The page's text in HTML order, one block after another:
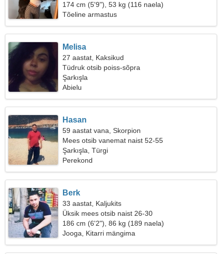
174 cm (5'9"), 53 kg (116 naela)
Tõeline armastus
Melisa
27 aastat, Kaksikud
Tüdruk otsib poiss-sõpra
Şarkışla
Abielu
Hasan
59 aastat vana, Skorpion
Mees otsib vanemat naist 52-55
Şarkışla, Türgi
Perekond
Berk
33 aastat, Kaljukits
Üksik mees otsib naist 26-30
186 cm (6'2"), 86 kg (189 naela)
Jooga, Kitarri mängima